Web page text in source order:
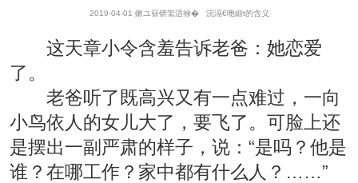
2019-04-01 鏉ユ簮锛毠适禄� 浣滆€咃細t的含义
这天章小令含羞告诉老爸：她恋爱
了。
老爸听了既高兴又有一点难过，一向
小鸟依人的女儿大了，要飞了。可脸上还
是摆出一副严肃的样子，说：“是吗？他是
谁？在哪工作？家中都有什么人？……”